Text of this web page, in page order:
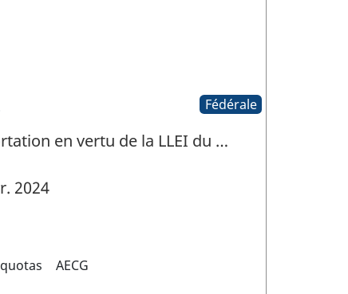
Fédérale
en vertu de la LLEI du …
2024
AECG